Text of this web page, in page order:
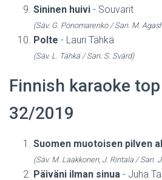
Sininen huivi - Souvarit
(Säv. G. Ponomarenko / San. M.
Polte - Lauri Tähkä
(Säv. L. Tähkä / San. S. Svärd)
Finnish karaoke
32/2019
Suomen muotoisen pilven
(Säv. M. Laakkonen, J. Rintala / San.
Päiväni ilman sinua - Juha